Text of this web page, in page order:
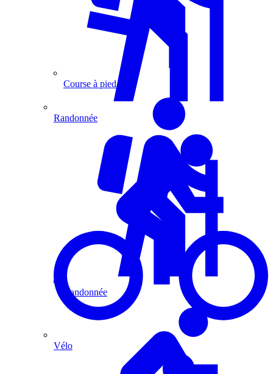
Course à pied
Randonnée
Randonnée
Vélo